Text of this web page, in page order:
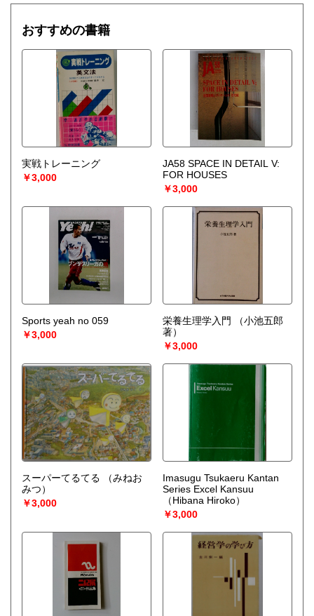
おすすめの書籍
実戦トレーニング
￥3,000
JA58 SPACE IN DETAIL V:
FOR HOUSES
￥3,000
Sports yeah no 059
￥3,000
栄養生理学入門
（小池五郎
著）
￥3,000
スーパーてるてる
（みねお
みつ）
￥3,000
Imasugu Tsukaeru Kantan
Series Excel Kansuu
（Hibana Hiroko）
￥3,000